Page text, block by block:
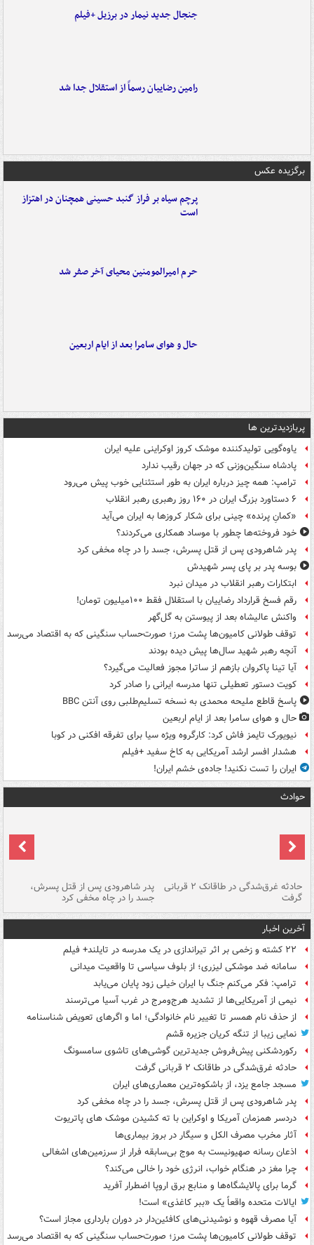
جنجال جدید نیمار در برزیل +فیلم
رامین رضاییان رسماً از استقلال جدا شد
برگزیده عکس
پرچم سیاه بر فراز گنبد حسینی همچنان در اهتزاز
است
حرم امیرالمومنین محیای آخر صفر شد
حال و هوای سامرا بعد از ایام اربعین
پربازدیدترین ها
یاوه‌گویی تولیدکننده موشک کروز اوکراینی علیه ایران
پادشاه سنگین‌وزنی که در جهان رقیب ندارد
ترامپ: همه چیز درباره ایران به طور استثنایی خوب پیش می‌رود
۶ دستاورد بزرگ ایران در ۱۶۰ روز رهبری رهبر انقلاب
«کمانِ پرنده» چینی برای شکار کروزها به ایران می‌آید
خود فروخته‌ها چطور با موساد همکاری می‌کردند؟
پدر شاهرودی پس از قتل پسرش، جسد را در چاه مخفی کرد
بوسه‌ پدر بر پای پسر شهیدش
ابتکارات رهبر انقلاب در میدان نبرد
رقم فسخ قرارداد رضاییان با استقلال فقط ۱۰۰میلیون تومان!
واکنش عالیشاه بعد از پیوستن به گل‌گهر
توقف طولانی کامیون‌ها پشت مرز؛ صورت‌حساب سنگینی که به اقتصاد می‌رسد
آنچه رهبر شهید سال‌ها پیش دیده بودند
آیا تینا پاکروان بازهم از ساترا مجوز فعالیت می‌گیرد؟
کویت دستور تعطیلی تنها مدرسه ایرانی را صادر کرد
پاسخ قاطع ملیحه محمدی به نسخه تسلیم‌طلبی روی آنتن BBC
حال و هوای سامرا بعد از ایام اربعین
نیویورک تایمز فاش کرد: کارگروه ویژه سیا برای تفرقه افکنی در کوبا
هشدار افسر ارشد آمریکایی به کاخ سفید +فیلم
ایران را تست نکنید! جاده‌ی خشم ایران!
حوادث
حادثه غرق‌شدگی در طاقانک ۲ قربانی
گرفت
پدر شاهرودی پس از قتل پسرش،
جسد را در چاه مخفی کرد
آخرین اخبار
۲۲ کشته و زخمی بر اثر تیراندازی در یک مدرسه در تایلند+ فیلم
سامانه ضد موشکی لیزری؛ از بلوف سیاسی تا واقعیت میدانی
ترامپ: فکر می‌کنم جنگ با ایران خیلی زود پایان می‌یابد
نیمی از آمریکایی‌ها از تشدید هرج‌ومرج در غرب آسیا می‌ترسند
از حذف نام همسر تا تغییر نام خانوادگی؛ اما و اگرهای تعویض شناسنامه
نمایی زیبا از تنگه کریان جزیره قشم
رکوردشکنی پیش‌فروش جدیدترین گوشی‌های تاشوی سامسونگ
حادثه غرق‌شدگی در طاقانک ۲ قربانی گرفت
مسجد جامع یزد، از باشکوه‌ترین معماری‌های ایران
پدر شاهرودی پس از قتل پسرش، جسد را در چاه مخفی کرد
دردسر همزمان آمریکا و اوکراین با ته کشیدن موشک های پاتریوت
آثار مخرب مصرف الکل و سیگار در بروز بیماری‌ها
اذعان رسانه صهیونیست به موج بی‌سابقه فرار از سرزمین‌های اشغالی
چرا مغز در هنگام خواب، انرژی خود را خالی می‌کند؟
گرما برای پالایشگاه‌ها و منابع برق اروپا اضطرار آفرید
ایالات متحده واقعاً یک «ببر کاغذی» است!
آیا مصرف قهوه و نوشیدنی‌های کافئین‌دار در دوران بارداری مجاز است؟
توقف طولانی کامیون‌ها پشت مرز؛ صورت‌حساب سنگینی که به اقتصاد می‌رسد